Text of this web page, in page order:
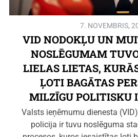
7. NOVEMBRIS,
VID NODOKĻU UN
NOSLĒGUMAM
LIELAS LIETAS,
ĻOTI BAGĀTAS
MILZĪGU POLITISKU
Valsts ieņēmumu dienesta
policija ir tuvu noslēguma